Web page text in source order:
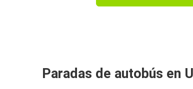
Paradas de autobús en